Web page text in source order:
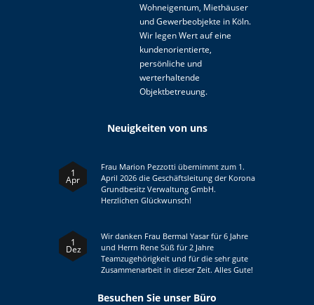
Wohneigentum, Miethäuser
und Gewerbeobjekte in Köln.
Wir legen Wert auf eine
kundenorientierte,
persönliche und
werterhaltende
Objektbetreuung.
Neuigkeiten von uns
1
Apr
Frau Marion Pezzotti übernimmt zum 1.
April 2026 die Geschäftsleitung der Korona
Grundbesitz Verwaltung GmbH.
Herzlichen Glückwunsch!
1
Dez
Wir danken Frau Bermal Yasar für 6 Jahre
und Herrn Rene Süß für 2 Jahre
Teamzugehörigkeit und für die sehr gute
Zusammenarbeit in dieser Zeit. Alles Gute!
Besuchen Sie unser Büro